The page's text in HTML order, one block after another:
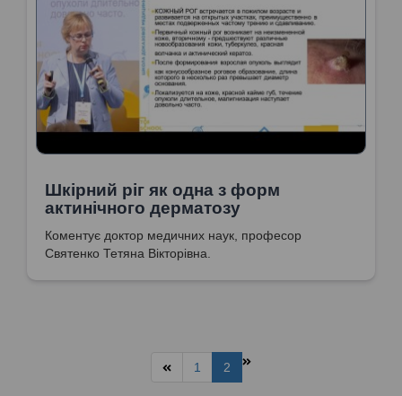
Шкірний ріг як одна з форм
актинічного дерматозу
Коментує доктор медичних наук, професор
Святенко Тетяна Вікторівна.
1 2